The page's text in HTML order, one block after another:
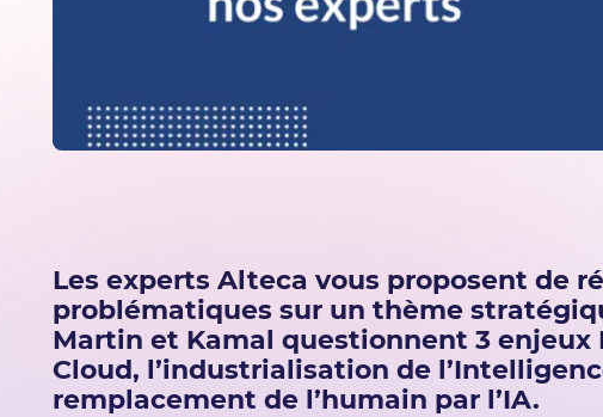
Les experts Alteca vous proposent de
problématiques sur un thème
Martin et Kamal questionnent 3 enjeux
Cloud, l’industrialisation de
remplacement de l’humain par l’IA.